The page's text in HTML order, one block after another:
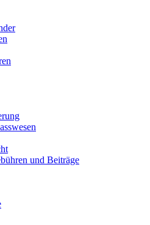
und Beiträge